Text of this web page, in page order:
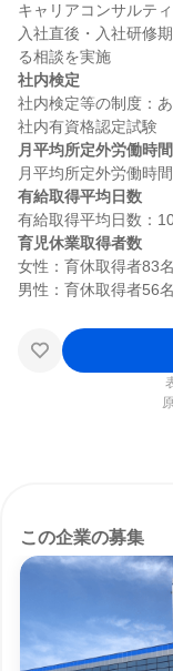
キャリアコンサルテ
入社直後・入社研修
社内検定
社内検定等の制度：あ
月平均所定外労働時間
有給取得平均日数
育児休業取得者数
女性：育休取得者83
この企業の募集